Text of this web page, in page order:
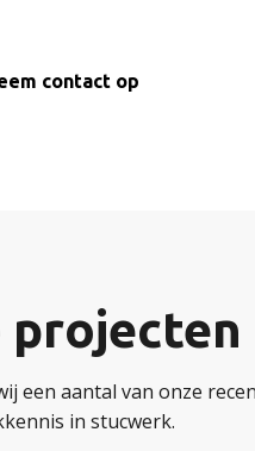
contact op
projecten
aantal van onze
in stucwerk.